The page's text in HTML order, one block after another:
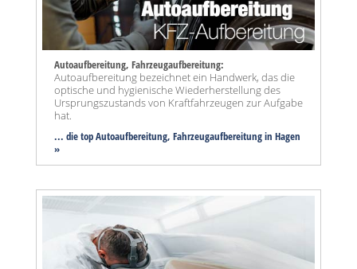
Autoaufbereitung, Fahrzeugaufbereitung:
Autoaufbereitung bezeichnet ein Handwerk, das die
optische und hygienische Wiederherstellung des
Ursprungszustands von Kraftfahrzeugen zur Aufgabe
hat.
... die top Autoaufbereitung, Fahrzeugaufbereitung in Hagen
»